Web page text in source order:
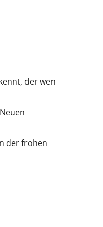
der wen
der frohen